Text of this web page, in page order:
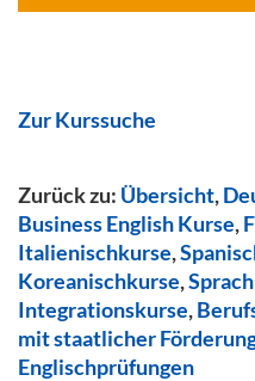
Zur Kurssuche
Zurück zu: Übersicht,
Business English Kurse,
Italienischkurse,
Koreanischkurse,
Integrationskurse,
mit staatlicher
Englischprüfungen